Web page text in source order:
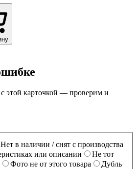
с этой карточкой — проверим и
Нет в наличии / снят с производства
или описании
Не тот
Фото не от этого товара
Дубль